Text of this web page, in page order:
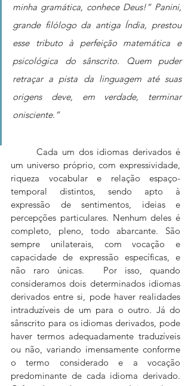
minha gramática, conhece Deus!” Panini,
grande filólogo da antiga Índia, prestou
esse tributo à perfeição matemática e
psicológica do sânscrito. Quem puder
retraçar a pista da linguagem até suas
origens deve, em verdade, terminar
onisciente.”
um universo próprio, com expressividade,
riqueza vocabular e relação espaço-
temporal distintos, sendo apto à
expressão de sentimentos, ideias e
percepções particulares. Nenhum deles é
completo, pleno, todo abarcante. São
sempre unilaterais, com vocação e
capacidade de expressão específicas, e
não raro únicas. 	Por isso, quando
consideramos dois determinados idiomas
derivados entre si, pode haver realidades
intraduzíveis de um para o outro. Já do
sânscrito para os idiomas derivados, pode
haver termos adequadamente traduzíveis
ou não, variando imensamente conforme
o termo considerado e a vocação
predominante de cada idioma derivado.